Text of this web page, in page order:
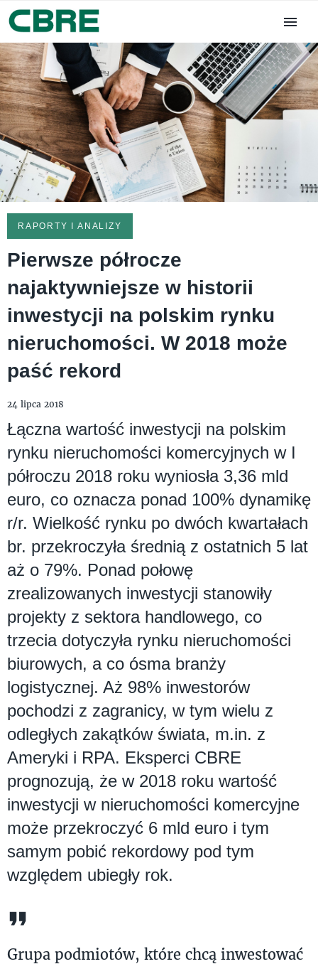
RAPORTY I ANALIZY
Pierwsze półrocze
najaktywniejsze w historii
inwestycji na polskim rynku
nieruchomości. W 2018 może
paść rekord
24 lipca 2018
Łączna wartość inwestycji na polskim
rynku nieruchomości komercyjnych w I
półroczu 2018 roku wyniosła 3,36 mld
euro, co oznacza ponad 100% dynamikę
r/r. Wielkość rynku po dwóch kwartałach
br. przekroczyła średnią z ostatnich 5 lat
aż o 79%. Ponad połowę
zrealizowanych inwestycji stanowiły
projekty z sektora handlowego, co
trzecia dotyczyła rynku nieruchomości
biurowych, a co ósma branży
logistycznej. Aż 98% inwestorów
pochodzi z zagranicy, w tym wielu z
odległych zakątków świata, m.in. z
Ameryki i RPA. Eksperci CBRE
prognozują, że w 2018 roku wartość
inwestycji w nieruchomości komercyjne
może przekroczyć 6 mld euro i tym
samym pobić rekordowy pod tym
względem ubiegły rok.
Grupa podmiotów, które chcą inwestować